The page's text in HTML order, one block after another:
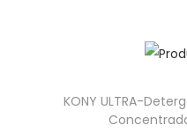
KONY ULTRA-